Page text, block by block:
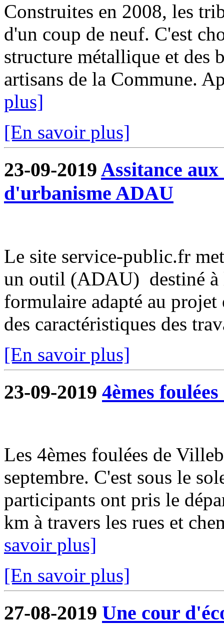
Construites en 2008, les
d'un coup de neuf. C'est
structure métallique et des
artisans de la Commune.
plus]
[En savoir plus]
23-09-2019 Assitance
d'urbanisme ADAU
Le site service-public.fr
un outil (ADAU) destiné à
formulaire adapté au
des caractéristiques des
[En savoir plus]
23-09-2019 4èmes
Les 4èmes foulées de
septembre. C'est sous le
participants ont pris le
km à travers les rues et
savoir plus]
[En savoir plus]
27-08-2019 Une cour